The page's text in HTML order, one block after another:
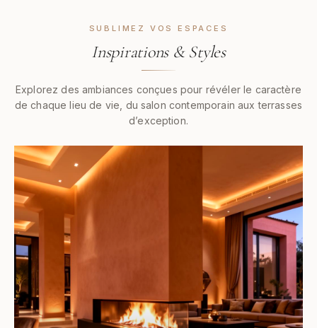
SUBLIMEZ VOS ESPACES
Inspirations & Styles
Explorez des ambiances conçues pour révéler le caractère
de chaque lieu de vie, du salon contemporain aux terrasses
d’exception.